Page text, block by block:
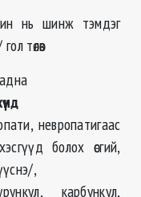
нь шинж тэмдэг
төлөв
невропатигаас
болох өсгий,
,
карбункул,